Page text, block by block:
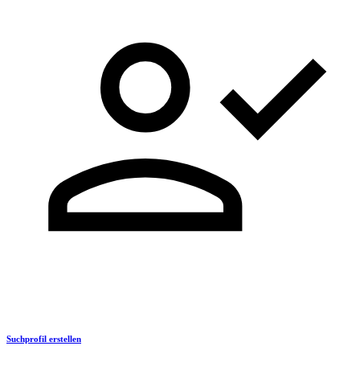
Suchprofil erstellen